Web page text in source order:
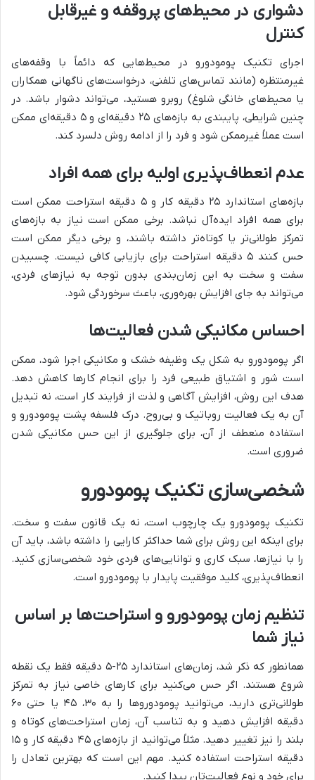
دشواری در محیط‌های پروقفه و غیرقابل
کنترل
اجرای تکنیک پومودورو در محیط‌هایی که دائماً با وقفه‌های
غیرمنتظره (مانند تماس‌های تلفنی، درخواست‌های ناگهانی همکاران
یا محیط‌های خانگی شلوغ) روبرو هستید، می‌تواند دشوار باشد. در
چنین شرایطی، پایبندی به بازه‌های ۲۵ دقیقه‌ای و ۵ دقیقه‌ای ممکن
است عملاً غیرممکن شود و فرد را از ادامه روش دلسرد کند.
عدم انعطاف‌پذیری اولیه برای همه افراد
بازه‌های استاندارد ۲۵ دقیقه کار و ۵ دقیقه استراحت ممکن است
برای همه افراد ایده‌آل نباشد. برخی ممکن است نیاز به بازه‌های
تمرکز طولانی‌تر یا کوتاه‌تر داشته باشند، و برخی دیگر ممکن است
حس کنند ۵ دقیقه استراحت برای بازیابی کافی نیست. چسبیدن
سفت و سخت به این زمان‌بندی بدون توجه به نیازهای فردی،
می‌تواند به جای افزایش بهره‌وری، باعث سرخوردگی شود.
احساس مکانیکی شدن فعالیت‌ها
اگر پومودورو به شکل یک وظیفه خشک و مکانیکی اجرا شود، ممکن
است شور و اشتیاق طبیعی فرد را برای انجام کارها کاهش دهد.
هدف این روش، افزایش آگاهی و لذت از فرایند کار است، نه تبدیل
آن به یک فعالیت روباتیک و بی‌روح. درک فلسفه پشت پومودورو و
استفاده منعطف از آن، برای جلوگیری از این حس مکانیکی شدن
ضروری است.
شخصی‌سازی تکنیک پومودورو
تکنیک پومودورو یک چارچوب است، نه یک قانون سفت و سخت.
برای اینکه این روش برای شما حداکثر کارایی را داشته باشد، باید آن
را با نیازها، سبک کاری و توانایی‌های فردی خود شخصی‌سازی کنید.
انعطاف‌پذیری، کلید موفقیت پایدار با پومودورو است.
تنظیم زمان پومودورو و استراحت‌ها بر اساس
نیاز شما
همانطور که ذکر شد، زمان‌های استاندارد ۲۵-۵ دقیقه فقط یک نقطه
شروع هستند. اگر حس می‌کنید برای کارهای خاصی نیاز به تمرکز
طولانی‌تری دارید، می‌توانید پومودوروها را به ۳۰، ۴۵ یا حتی ۶۰
دقیقه افزایش دهید و به تناسب آن، زمان استراحت‌های کوتاه و
بلند را نیز تغییر دهید. مثلاً می‌توانید از بازه‌های ۴۵ دقیقه کار و ۱۵
دقیقه استراحت استفاده کنید. مهم این است که بهترین تعادل را
برای خود و نوع فعالیت‌تان پیدا کنید.